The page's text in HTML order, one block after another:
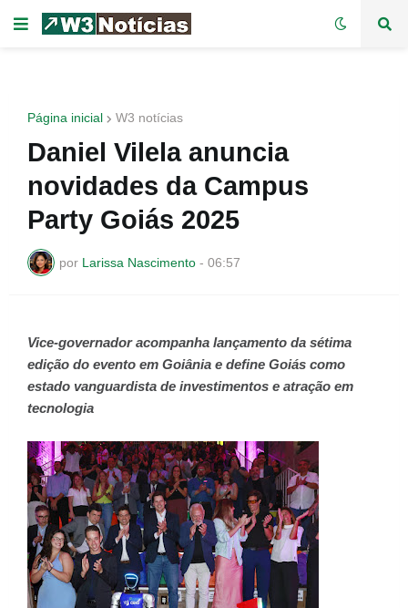
Página inicial W3 notícias
Daniel Vilela anuncia
novidades da Campus
Party Goiás 2025
por Larissa Nascimento - 06:57
Vice-governador acompanha lançamento da sétima
edição do evento em Goiânia e define Goiás como
estado vanguardista de investimentos e atração em
tecnologia